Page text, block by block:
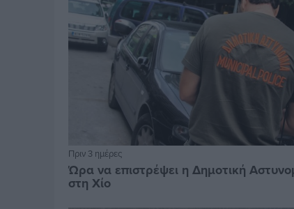
Πριν 3 ημέρες
Ώρα να επιστρέψει η Δημοτική
στη Χίο